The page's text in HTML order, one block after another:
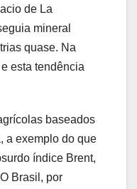
de La
mineral
quase. Na
esta tendência
baseados
a exemplo do que
índice Brent,
Brasil, por